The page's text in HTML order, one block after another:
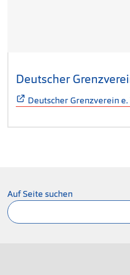
Deutscher
Deutscher Grenzverein e.
Auf Seite suchen
Suchen